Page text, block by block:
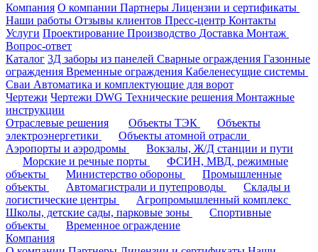
Компания О компании Партнеры Лицензии и сертификаты
Наши работы Отзывы клиентов Пресс-центр Контакты
Услуги Проектирование Производство Доставка Монтаж
Вопрос-ответ
Каталог 3Д заборы из панелей Сварные ограждения Газонные
ограждения Временные ограждения Кабеленесущие системы
Cваи Автоматика и комплектующие для ворот
Чертежи Чертежи DWG Технические решения Монтажные
инструкции
Отраслевые решения
Объекты ТЭК
Объекты
электроэнергетики
Объекты атомной отрасли
Аэропорты и аэродромы
Вокзалы, Ж/Д станции и пути
Морские и речные порты
ФСИН, МВД, режимные
объекты
Министерство обороны
Промышленные
объекты
Автомагистрали и путепроводы
Склады и
логистические центры
Агропромышленный комплекс
Школы, детские сады, парковые зоны
Спортивные
объекты
Временное ограждение
Компания